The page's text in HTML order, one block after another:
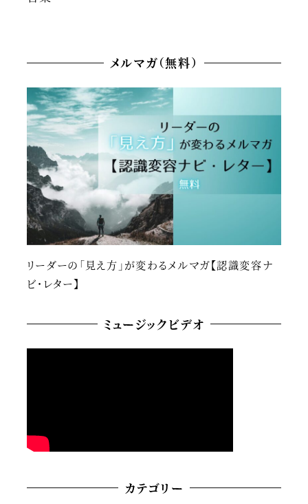
メルマガ（無料）
リーダーの「見え方」が変わるメルマガ【認識変容ナ
ビ・レター】
ミュージックビデオ
カテゴリー